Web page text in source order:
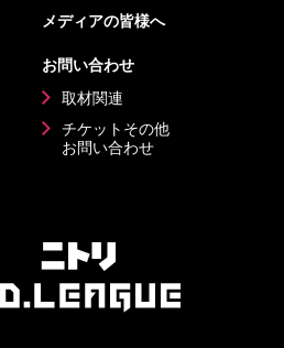
メディアの皆様へ
お問い合わせ
取材関連
チケットその他
お問い合わせ